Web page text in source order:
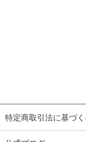
特定商取引法に基づく